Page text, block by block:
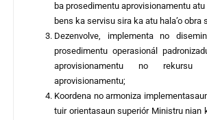
ba prosedimentu aprovisionamentu
bens ka servisu sira ka atu hala’o obra
Dezenvolve, implementa no
prosedimentu operasionál
aprovisionamentu no
aprovisionamentu;
Koordena no armoniza
tuir orientasaun superiór Ministru nian